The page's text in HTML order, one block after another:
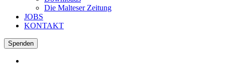
Die Malteser Zeitung
JOBS
KONTAKT
Spenden